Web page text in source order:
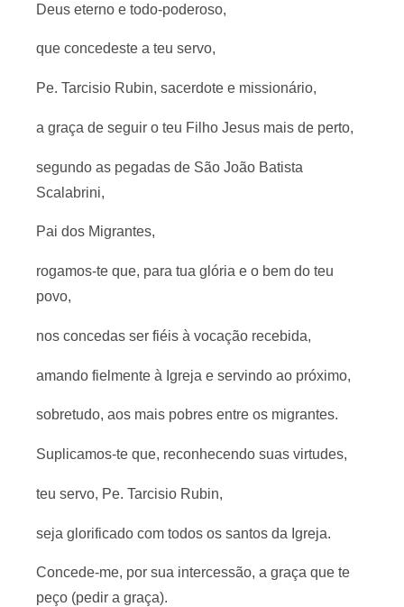
Deus eterno e todo-poderoso,
que concedeste a teu servo,
Pe. Tarcisio Rubin, sacerdote e missionário,
a graça de seguir o teu Filho Jesus mais de perto,
segundo as pegadas de São João Batista
Scalabrini,
Pai dos Migrantes,
rogamos-te que, para tua glória e o bem do teu
povo,
nos concedas ser fiéis à vocação recebida,
amando fielmente à Igreja e servindo ao próximo,
sobretudo, aos mais pobres entre os migrantes.
Suplicamos-te que, reconhecendo suas virtudes,
teu servo, Pe. Tarcisio Rubin,
seja glorificado com todos os santos da Igreja.
Concede-me, por sua intercessão, a graça que te
peço (pedir a graça).